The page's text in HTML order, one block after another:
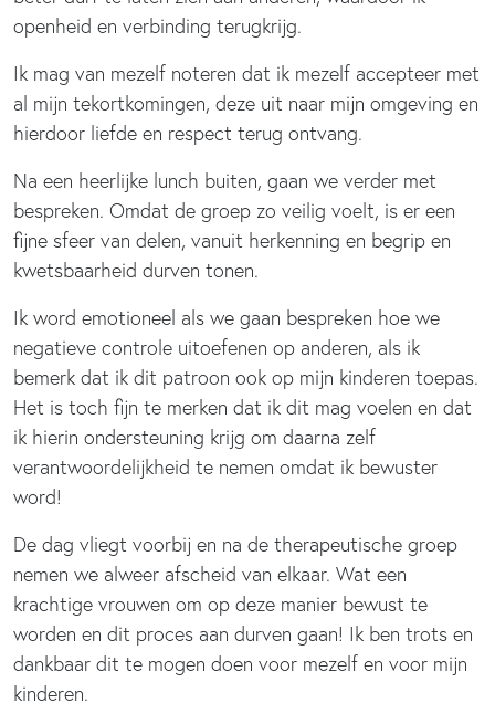
openheid en verbinding terugkrijg.
Ik mag van mezelf noteren dat ik mezelf accepteer met
al mijn tekortkomingen, deze uit naar mijn omgeving en
hierdoor liefde en respect terug ontvang.
Na een heerlijke lunch buiten, gaan we verder met
bespreken. Omdat de groep zo veilig voelt, is er een
fijne sfeer van delen, vanuit herkenning en begrip en
kwetsbaarheid durven tonen.
Ik word emotioneel als we gaan bespreken hoe we
negatieve controle uitoefenen op anderen, als ik
bemerk dat ik dit patroon ook op mijn kinderen toepas.
Het is toch fijn te merken dat ik dit mag voelen en dat
ik hierin ondersteuning krijg om daarna zelf
verantwoordelijkheid te nemen omdat ik bewuster
word!
De dag vliegt voorbij en na de therapeutische groep
nemen we alweer afscheid van elkaar. Wat een
krachtige vrouwen om op deze manier bewust te
worden en dit proces aan durven gaan! Ik ben trots en
dankbaar dit te mogen doen voor mezelf en voor mijn
kinderen.